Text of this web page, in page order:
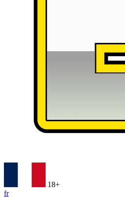
18+
fr